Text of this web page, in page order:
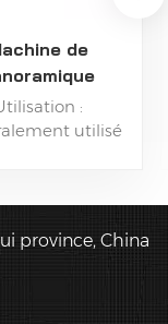
de
de
qualité
:
utilisé
dans des
alimentaire
province, China